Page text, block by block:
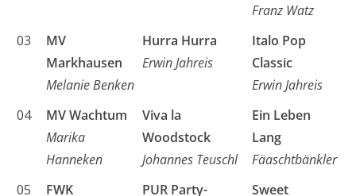
Franz Watz
03
MV
Markhausen
Melanie Benken
Hurra Hurra
Erwin Jahreis
Italo Pop
Classic
Erwin Jahreis
04
MV Wachtum
Marika
Hanneken
Viva la
Woodstock
Johannes Teuschl
Ein Leben
Lang
Fäaschtbänkler
05
FWK PUR Party- Sweet